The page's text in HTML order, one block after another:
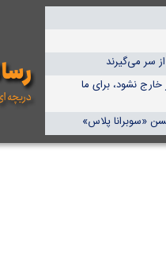
سر می‌گیرند
نشود، برای ما
«سوبرانا پلاس»